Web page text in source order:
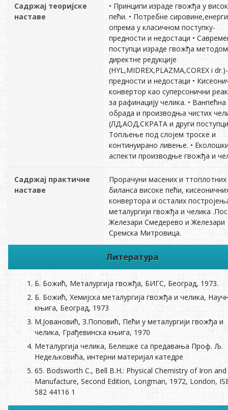
Садржај теоријске
наставе
• Принципи израде гвожђа у
пећи. • Потребне
опрема у класичном поступку-
предности и недостаци •
поступци израде гвожђа методом
директне редукције
(HYL,MIDREX,PLAZMA,COREX i dr.)-
предности и недостаци •
конвертор као суперсонични
за рафинацију челика. • Ванпећна
обрада и производња чистих
(ЛД,АОД,СКРАТА и други
Топљење под слојем троске и
континуирано ливење. •
аспекти производње гвожђа и
Садржај практичне
наставе
Прорачуни масених и ттоплотних
биланса високе пећи,
конвертора и осталих
металургији гвожђа и челика
Железари Смедерево и Железари
Сремска Митровица.
Литература
Б. Божић, Металургија гвожђа, БИГС, Београд, 1973.
Б. Божић, Хемијска металургија гвожђа и челика,
књига, Београд, 1973
М.Јовановић, З.Поповић, Пећи у металургији гвожђа и
челика, Грађевинска књига, 1970
Металургија челика, Белешке са предавања Проф. Љ.
Недељковића, интерни материјал катедре
65. Bodsworth C., Bell B.H.: Physical Chemistry of Iron
Manufacture, Second Edition, Longman, 1972, London,
582 44116 1